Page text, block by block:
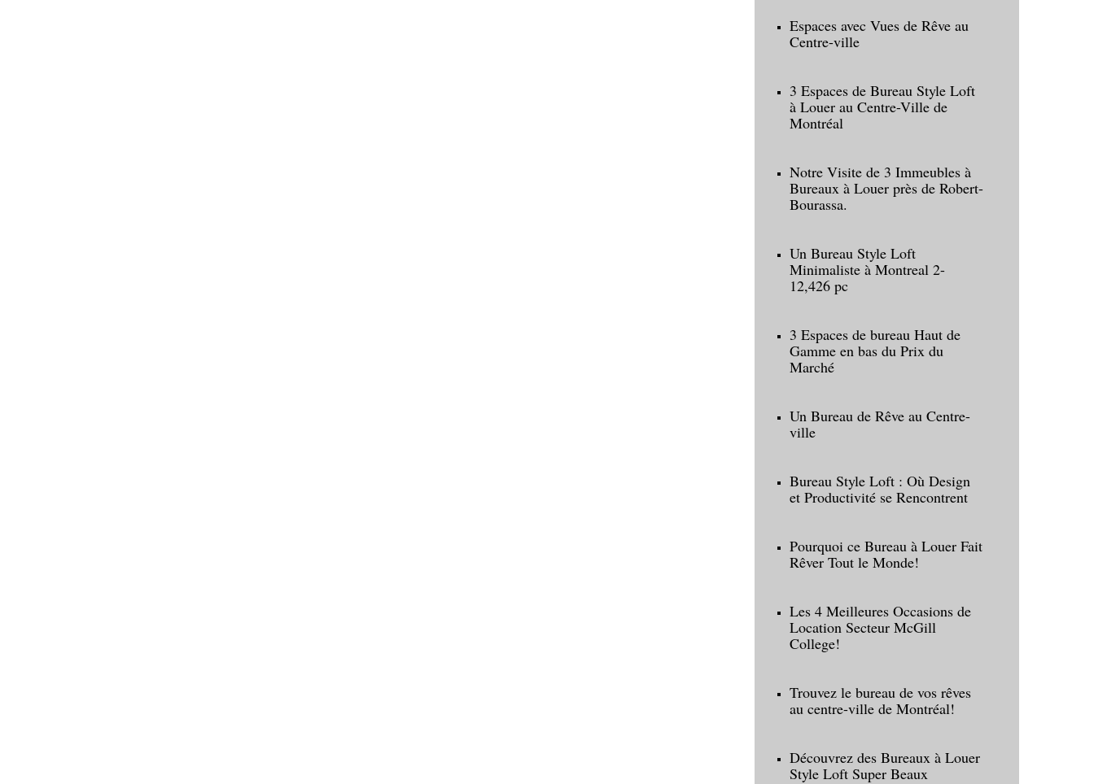
Espaces avec Vues de Rêve au
Centre-ville
3 Espaces de Bureau Style Loft
à Louer au Centre-Ville de
Montréal
Notre Visite de 3 Immeubles à
Bureaux à Louer près de Robert-
Bourassa.
Un Bureau Style Loft
Minimaliste à Montreal 2-
12,426 pc
3 Espaces de bureau Haut de
Gamme en bas du Prix du
Marché
Un Bureau de Rêve au Centre-
ville
Bureau Style Loft : Où Design
et Productivité se Rencontrent
Pourquoi ce Bureau à Louer Fait
Rêver Tout le Monde!
Les 4 Meilleures Occasions de
Location Secteur McGill
College!
Trouvez le bureau de vos rêves
au centre-ville de Montréal!
Découvrez des Bureaux à Louer
Style Loft Super Beaux